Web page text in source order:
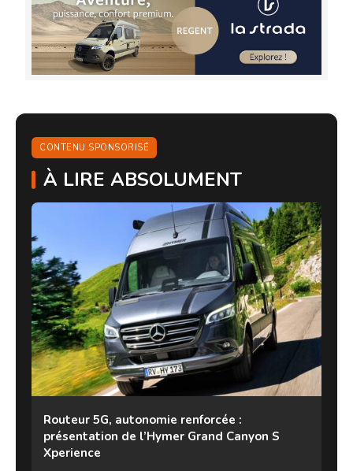
CONTENU SPONSORISÉ
À LIRE ABSOLUMENT
Routeur 5G, autonomie renforcée :
présentation de l’Hymer Grand Canyon S
Xperience